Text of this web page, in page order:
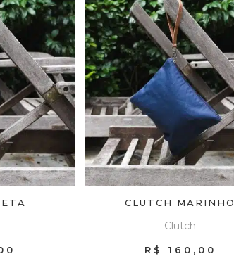
CLUTCH MARINHO
Clutch
R$ 160,00